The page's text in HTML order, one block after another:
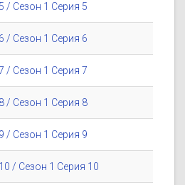
/ Сезон 1 Серия 5
/ Сезон 1 Серия 6
/ Сезон 1 Серия 7
/ Сезон 1 Серия 8
/ Сезон 1 Серия 9
/ Сезон 1 Серия 10